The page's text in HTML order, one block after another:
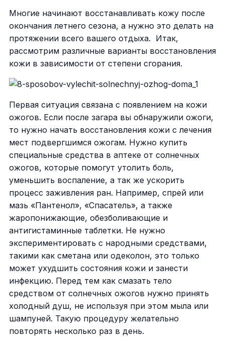
Многие начинают восстанавливать кожу после
окончания летнего сезона, а нужно это делать на
протяжении всего вашего отдыха. Итак,
рассмотрим различные варианты восстановления
кожи в зависимости от степени сгорания.
Первая ситуация связана с появлением на кожи
ожогов. Если после загара вы обнаружили ожоги,
то нужно начать восстановления кожи с лечения
мест подвергшимся ожогам. Нужно купить
специальные средства в аптеке от солнечных
ожогов, которые помогут утолить боль,
уменьшить воспаление, а так же ускорить
процесс заживления ран. Например, спрей или
мазь «Пантенол», «Спасатель», а также
жаропонижающие, обезболивающие и
антигистаминные таблетки. Не нужно
экспериментировать с народными средствами,
такими как сметана или одеколон, это только
может ухудшить состояния кожи и занести
инфекцию. Перед тем как смазать тело
средством от солнечных ожогов нужно принять
холодный душ, не используя при этом мыла или
шампуней. Такую процедуру желательно
повторять несколько раз в день.